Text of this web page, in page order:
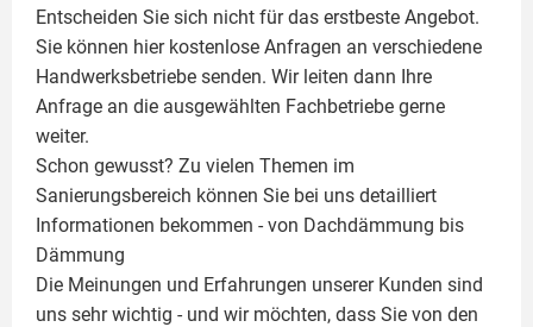
Entscheiden Sie sich nicht für das erstbeste Angebot.
Sie können hier kostenlose Anfragen an verschiedene
Handwerksbetriebe senden. Wir leiten dann Ihre
Anfrage an die ausgewählten Fachbetriebe gerne
weiter.
Schon gewusst? Zu vielen Themen im
Sanierungsbereich können Sie bei uns detailliert
Informationen bekommen - von Dachdämmung bis
Dämmung
Die Meinungen und Erfahrungen unserer Kunden sind
uns sehr wichtig - und wir möchten, dass Sie von den